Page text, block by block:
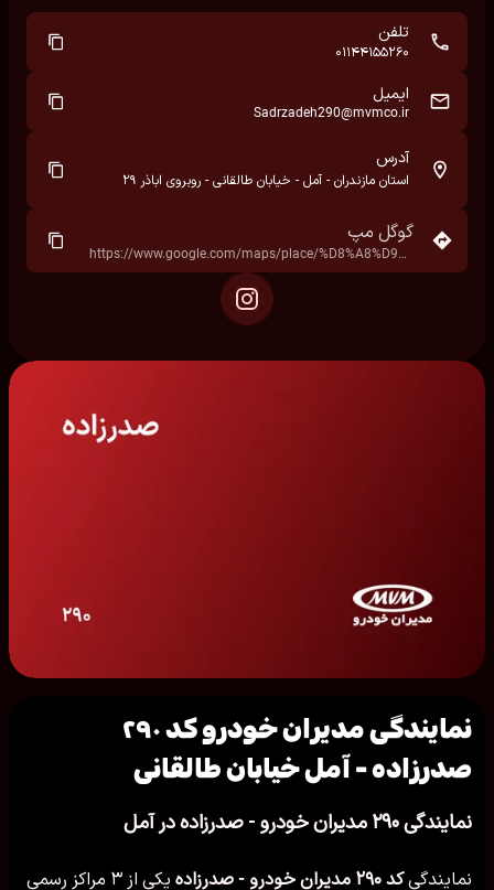
تلفن
01144155260
ایمیل
Sadrzadeh290@mvmco.ir
آدرس
استان مازندران - آمل - خیابان طالقانی - روبروی اباذر ۲۹
گوگل مپ
https://www.google.com/maps/place/%D8%A8%D9%84%D9%88%D8%A7%D8%B1+%D8%B7%D8%A7%D9%84%D9%82%D8%A7%D9%86%DB%8C%E2%80%AD/data=!4m7!3m6!1s0x3f8fa300198f2149:0x976b0b3ea93f69b6!8m2!3d36.4604892!4d52.3544931!16s%2Fg%2F11wtpfpl4l!19sChIJSSGPGQCjjz8Rtmk_qT4La5c?hl=fa&rclk=1
نمایندگی مدیران خودرو کد ۲۹۰
صدرزاده - آمل خیابان طالقانی
نمایندگی ۲۹۰ مدیران خودرو - صدرزاده در آمل
نمایندگیکد ۲۹۰ مدیران خودرو - صدرزاده
یکی از ۳ مراکز رسمی